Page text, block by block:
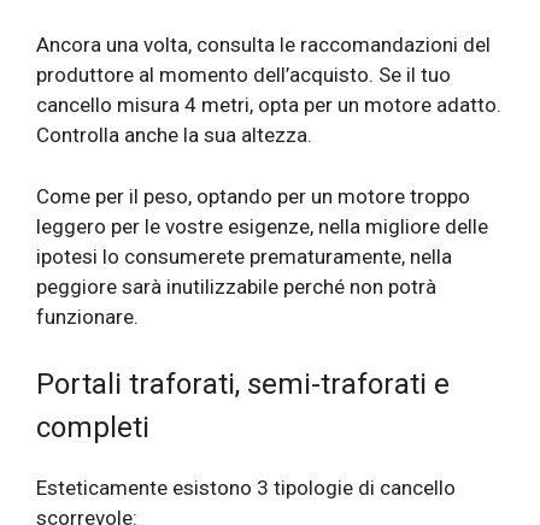
Ancora una volta, consulta le raccomandazioni del
produttore al momento dell’acquisto. Se il tuo
cancello misura 4 metri, opta per un motore adatto.
Controlla anche la sua altezza.
Come per il peso, optando per un motore troppo
leggero per le vostre esigenze, nella migliore delle
ipotesi lo consumerete prematuramente, nella
peggiore sarà inutilizzabile perché non potrà
funzionare.
Portali traforati, semi-traforati e
completi
Esteticamente esistono 3 tipologie di cancello
scorrevole: